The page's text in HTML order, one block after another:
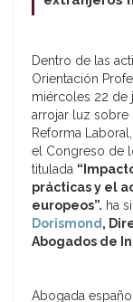
Dentro de las
Orientación
miércoles 22 de
arrojar luz sobre
Reforma
el Congreso de
titulada
prácticas y el
europeos”. ha
Dorismond,
Abogados de
Abogada